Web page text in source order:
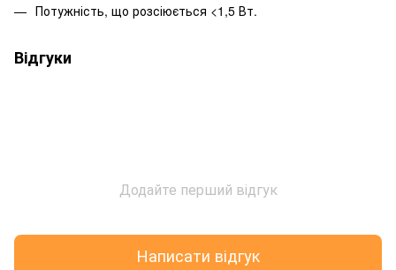
Потужність, що розсіюється <1,5 Вт.
Відгуки
Додайте перший відгук
Написати відгук